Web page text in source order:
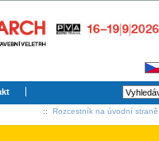
:: Rozcestník na úvodní straně